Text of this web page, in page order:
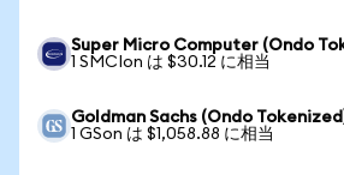
Super Micro Computer (Ondo
1 SMCIon は $30.12 に相当
Goldman Sachs (Ondo
1 GSon は $1,058.88 に相当